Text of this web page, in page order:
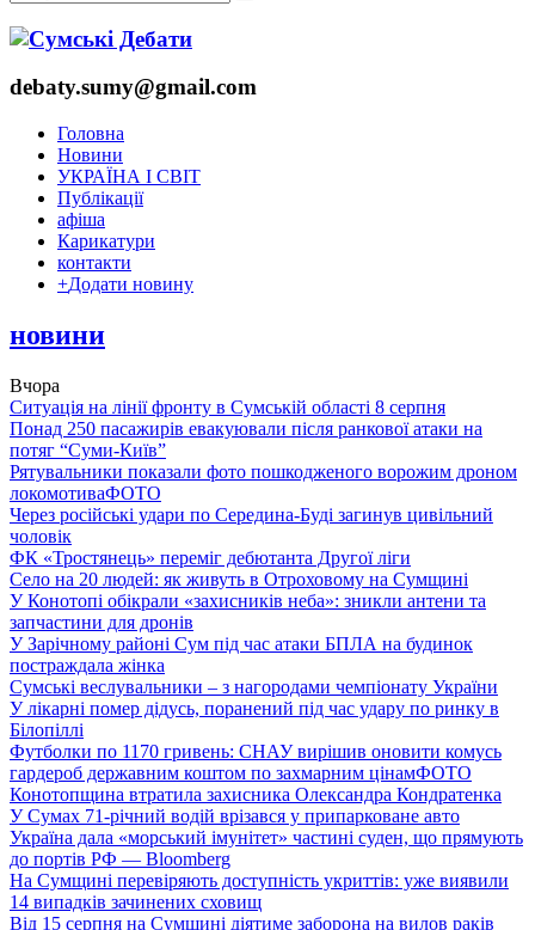
debaty.sumy@gmail.com
Головна
Новини
УКРАЇНА І СВІТ
Публікації
афіша
Карикатури
контакти
+Додати новину
новини
Вчора
Ситуація на лінії фронту в Сумській області 8 серпня
Понад 250 пасажирів евакуювали після ранкової атаки на
потяг “Суми-Київ”
Рятувальники показали фото пошкодженого ворожим дроном
локомотиваФОТО
Через російські удари по Середина-Буді загинув цивільний
чоловік
ФК «Тростянець» переміг дебютанта Другої ліги
Село на 20 людей: як живуть в Отроховому на Сумщині
У Конотопі обікрали «захисників неба»: зникли антени та
запчастини для дронів
У Зарічному районі Сум під час атаки БПЛА на будинок
постраждала жінка
Сумські веслувальники – з нагородами чемпіонату України
У лікарні помер дідусь, поранений під час удару по ринку в
Білопіллі
Футболки по 1170 гривень: СНАУ вирішив оновити комусь
гардероб державним коштом по захмарним цінамФОТО
Конотопщина втратила захисника Олександра Кондратенка
У Сумах 71-річний водій врізався у припарковане авто
Україна дала «морський імунітет» частині суден, що прямують
до портів РФ — Bloomberg
На Сумщині перевіряють доступність укриттів: уже виявили
14 випадків зачинених сховищ
Від 15 серпня на Сумщині діятиме заборона на вилов раків